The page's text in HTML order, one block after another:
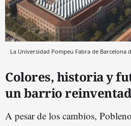
La Universidad Pompeu Fabra de Barcelona
Colores, historia y
un barrio
A pesar de los cambios,